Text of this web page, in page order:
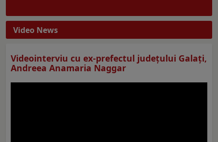
Video News
Videointerviu cu ex-prefectul judeţului Galaţi,
Andreea Anamaria Naggar